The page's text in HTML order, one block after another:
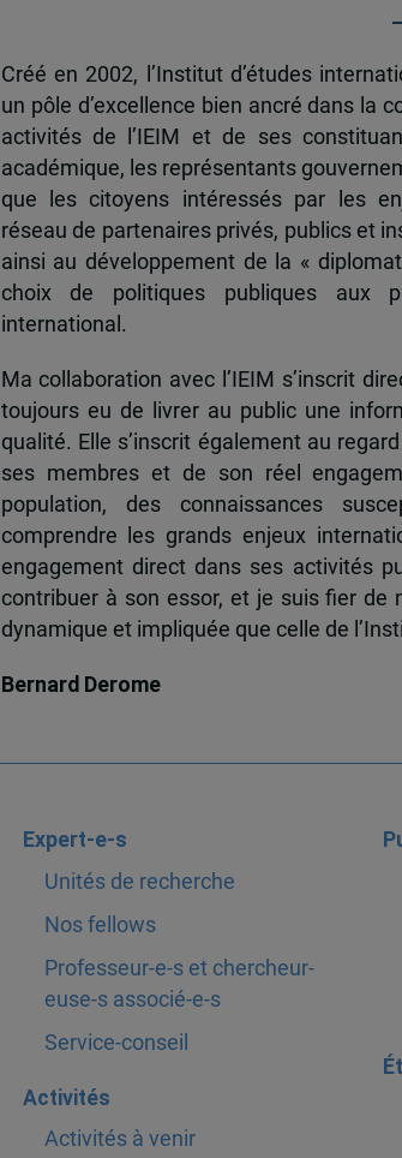
Créé en 2002, l’Institut d’études
un pôle d’excellence bien ancré dans la
activités de l’IEIM et de ses
académique, les représentants
que les citoyens intéressés par les
réseau de partenaires privés, publics et
ainsi au développement de la «
choix de politiques publiques aux
international.
Ma collaboration avec l’IEIM s’inscrit
toujours eu de livrer au public une
qualité. Elle s’inscrit également au
ses membres et de son réel
population, des connaissances
comprendre les grands enjeux
engagement direct dans ses activités
contribuer à son essor, et je suis fier de
dynamique et impliquée que celle de
Bernard Derome
Expert-e-s
Unités de recherche
Nos fellows
Professeur-e-s et chercheur-
euse-s associé-e-s
Service-conseil
Activités
Activités à venir